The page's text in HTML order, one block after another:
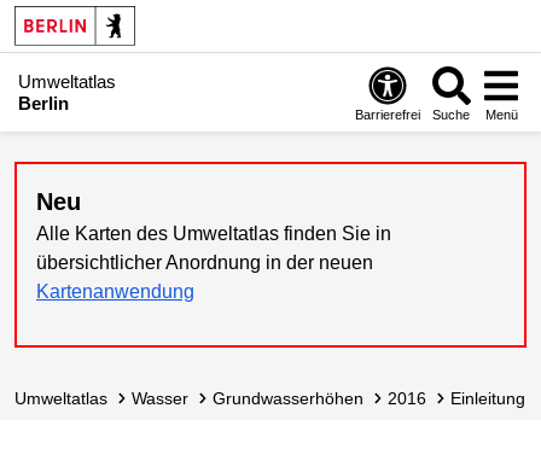
Umweltatlas
Berlin
Barrierefrei Suche Menü
Neu
Alle Karten des Umweltatlas finden Sie in
übersichtlicher Anordnung in der neuen
Kartenanwendung
Umweltatlas Wasser Grundwasser­höhen 2016 Einleitung